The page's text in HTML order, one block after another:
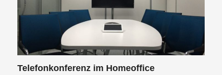
Telefonkonferenz im Homeoffice